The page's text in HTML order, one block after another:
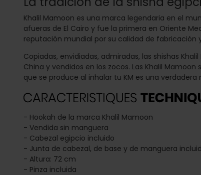
Khalil Mamoon es una marca legendaria en el
afueras de El Cairo y fue la primera en Oriente
reputación mundial por su calidad de fabricación
Copiadas, envidiadas, admiradas, las shishas
China y vendidos en los zocos. Las Khalil
que se produce al inhalar tu KM es una
- Hookah de la marca Khalil Mamoon
- Vendida sin manguera
- Cabezal egipcio incluido
- Junta de cabezal, de base y de manguera
- Altura: 72 cm
- Pinza incluida